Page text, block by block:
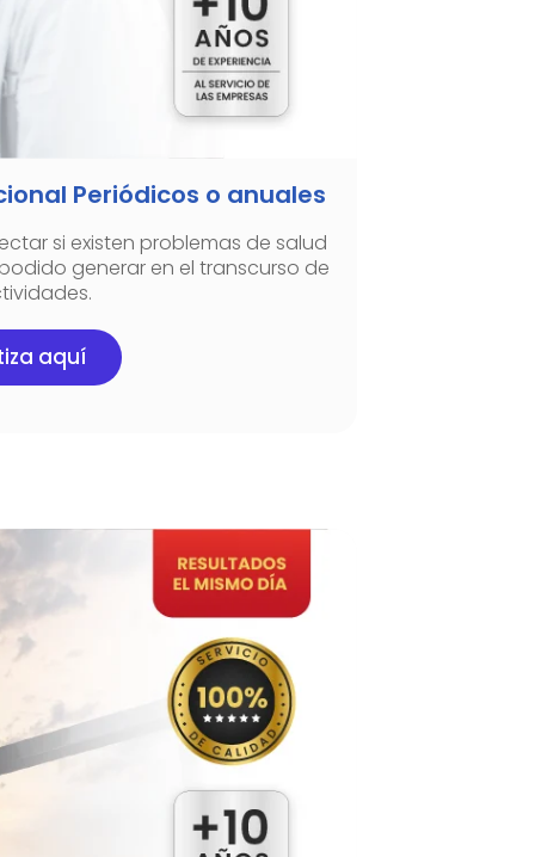
Periódicos o anuales
si existen problemas de salud
generar en el transcurso de
aquí